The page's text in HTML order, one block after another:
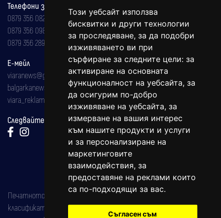
Този уебсайт използва
бисквитки и други технологии
за проследяване, за да подобри
изживяването ви при
сърфиране за следните цели: за
активиране на основната
функционалност на уебсайта, за
да осигурим по-добро
изживяване на уебсайта, за
измерване на вашия интерес
към нашите продукти и услуги
и за персонализиране на
маркетинговите
взаимодействия, за
предоставяне на реклами които
са по-подходящи за вас.
Съгласен съм
Телефони за реклама и абонаменти
0879 356 082
0879 356 098
0879 356 289
Е-мейл
viaranews@gmail.com
balgarkanews@gmail.com
viara_reklama@mail.bg
Следвайте ни:
Печатното издание на вестника е регистрирано в националния
класификатор на печатните издания (Българска национална